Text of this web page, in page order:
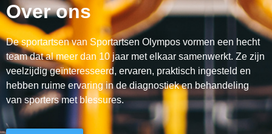
Over ons
De sportartsen van Sportartsen Olympos vormen een hecht
team dat al meer dan 10 jaar met elkaar samenwerkt. Ze zijn
veelzijdig geïnteresseerd, ervaren, praktisch ingesteld en
hebben ruime ervaring in de diagnostiek en behandeling
van sporters met blessures.